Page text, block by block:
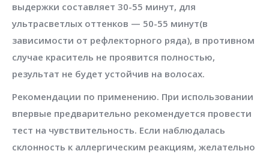
выдержки составляет 30-55 минут, для
ультрасветлых оттенков — 50-55 минут(в
зависимости от рефлекторного ряда), в противном
случае краситель не проявится полностью,
результат не будет устойчив на волосах.
Рекомендации по применению. При использовании
впервые предварительно рекомендуется провести
тест на чувствительность. Если наблюдалась
склонность к аллергическим реакциям, желательно